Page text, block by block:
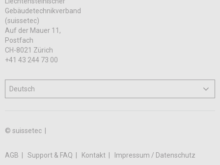
Gebäudetechnikverband
(suissetec)
Auf der Mauer 11,
Postfach
CH-8021 Zürich
+41 43 244 73 00
© suissetec |
AGB Support & FAQ Kontakt Impressum / Datenschutz